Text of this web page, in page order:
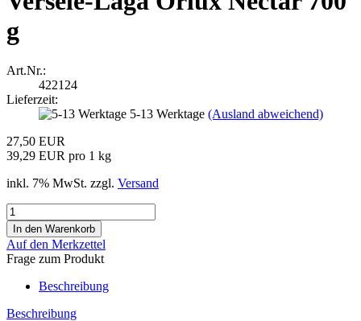
g
Art.Nr.:
422124
Lieferzeit:
5-13 Werktage (Ausland abweichend)
27,50 EUR
39,29 EUR pro 1 kg
inkl. 7% MwSt. zzgl. Versand
Auf den Merkzettel
Frage zum Produkt
Beschreibung
Beschreibung